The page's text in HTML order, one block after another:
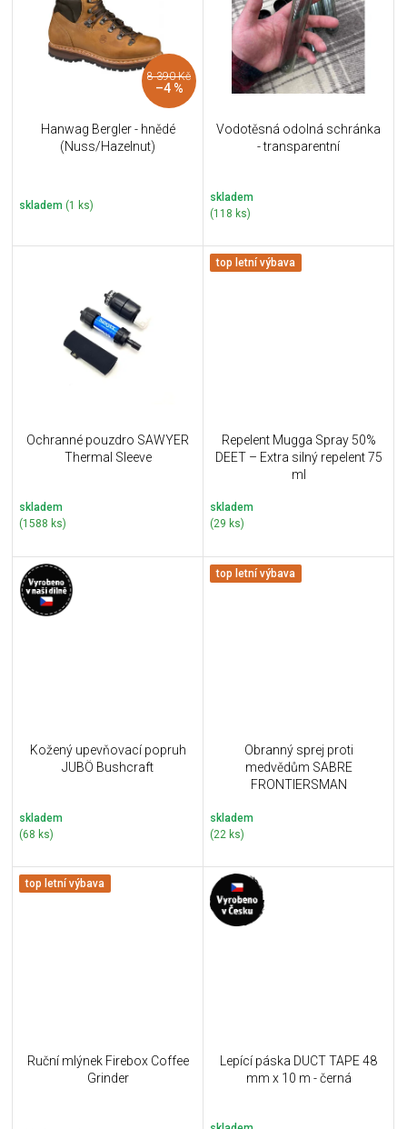
8 390 Kč
–4 %
Hanwag Bergler - hnědé
(Nuss/Hazelnut)
skladem (1 ks)
Vodotěsná odolná schránka
- transparentní
skladem
(118 ks)
Ochranné pouzdro SAWYER
Thermal Sleeve
skladem
(1588 ks)
top letní výbava
Repelent Mugga Spray 50%
DEET – Extra silný repelent 75
ml
skladem
(29 ks)
Kožený upevňovací popruh
JUBÖ Bushcraft
skladem
(68 ks)
top letní výbava
Obranný sprej proti
medvědům SABRE
FRONTIERSMAN
skladem
(22 ks)
top letní výbava
Ruční mlýnek Firebox Coffee
Grinder
Lepící páska DUCT TAPE 48
mm x 10 m - černá